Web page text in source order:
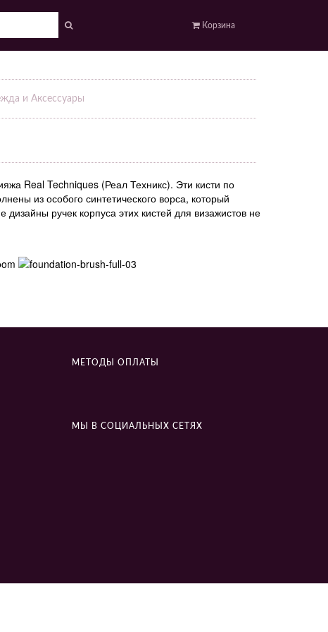
Корзина
и Аксессуары
Real Techniques (Реал Техникс). Эти кисти по
из особого синтетического ворса, который
ручек корпуса этих кистей для визажистов не
МЕТОДЫ ОПЛАТЫ
МЫ В СОЦИАЛЬНЫХ СЕТЯХ